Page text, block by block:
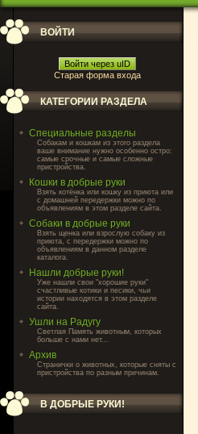
ВОЙТИ
Войти через uID
Старая форма входа
КАТЕГОРИИ РАЗДЕЛА
Специальные разделы
Собакам и кошкам из этого раздела
ваше внимание нужно особенно остро:
самые срочные и самые сложные
пристройства.
Кошки в добрые руки
Взять котёнка или кошку из приюта или
с домашней передержки можно по
объявлениям в этом разделе сайта.
Собаки в добрые руки
Взять щенка или взрослую собаку из
приюта, с передержки можно по
объявлениям в данном разделе
каталога.
Нашли добрые руки!
Уже нашли свои "хорошие руки"
счастливые котики и песики, чьи
истории находятся в этом разделе
сайта.
Ушли на Радугу
Светлая Память животным, которых
больше с нами нет...
Архив
Странички о животных, которые сняты с
пристройства по разным причинам.
В ДОБРЫЕ РУКИ!